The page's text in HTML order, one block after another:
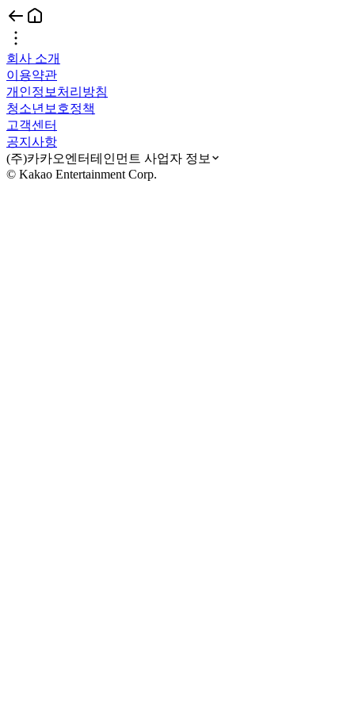
회사 소개
이용약관
개인정보처리방침
청소년보호정책
고객센터
공지사항
(주)카카오엔터테인먼트 사업자 정보
© Kakao Entertainment Corp.